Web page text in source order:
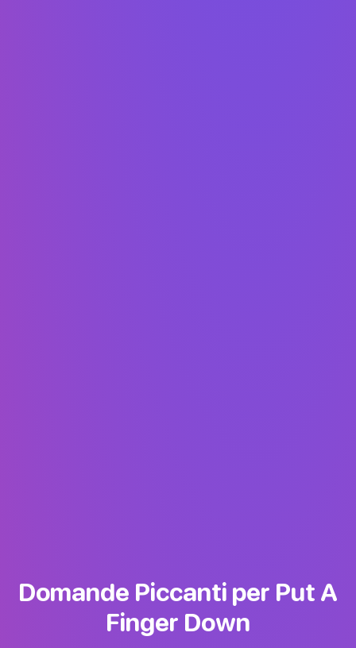
Domande Piccanti per Put A
Finger Down